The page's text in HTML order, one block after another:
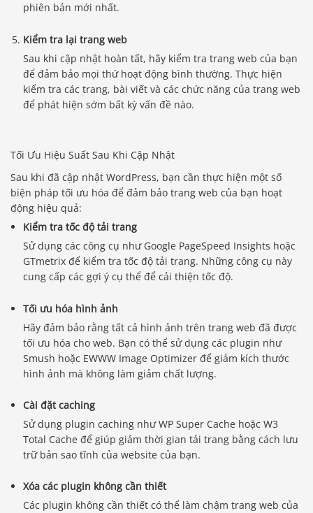
phiên bản mới nhất.
Kiểm tra lại trang web
Sau khi cập nhật hoàn tất, hãy kiểm tra trang web của bạn
để đảm bảo mọi thứ hoạt động bình thường. Thực hiện
kiểm tra các trang, bài viết và các chức năng của trang web
để phát hiện sớm bất kỳ vấn đề nào.
Tối Ưu Hiệu Suất Sau Khi Cập Nhật
Sau khi đã cập nhật WordPress, bạn cần thực hiện một số
biện pháp tối ưu hóa để đảm bảo trang web của bạn hoạt
động hiệu quả:
Kiểm tra tốc độ tải trang
Sử dụng các công cụ như Google PageSpeed Insights hoặc
GTmetrix để kiểm tra tốc độ tải trang. Những công cụ này
cung cấp các gợi ý cụ thể để cải thiện tốc độ.
Tối ưu hóa hình ảnh
Hãy đảm bảo rằng tất cả hình ảnh trên trang web đã được
tối ưu hóa cho web. Bạn có thể sử dụng các plugin như
Smush hoặc EWWW Image Optimizer để giảm kích thước
hình ảnh mà không làm giảm chất lượng.
Cài đặt caching
Sử dụng plugin caching như WP Super Cache hoặc W3
Total Cache để giúp giảm thời gian tải trang bằng cách lưu
trữ bản sao tĩnh của website của bạn.
Xóa các plugin không cần thiết
Các plugin không cần thiết có thể làm chậm trang web của